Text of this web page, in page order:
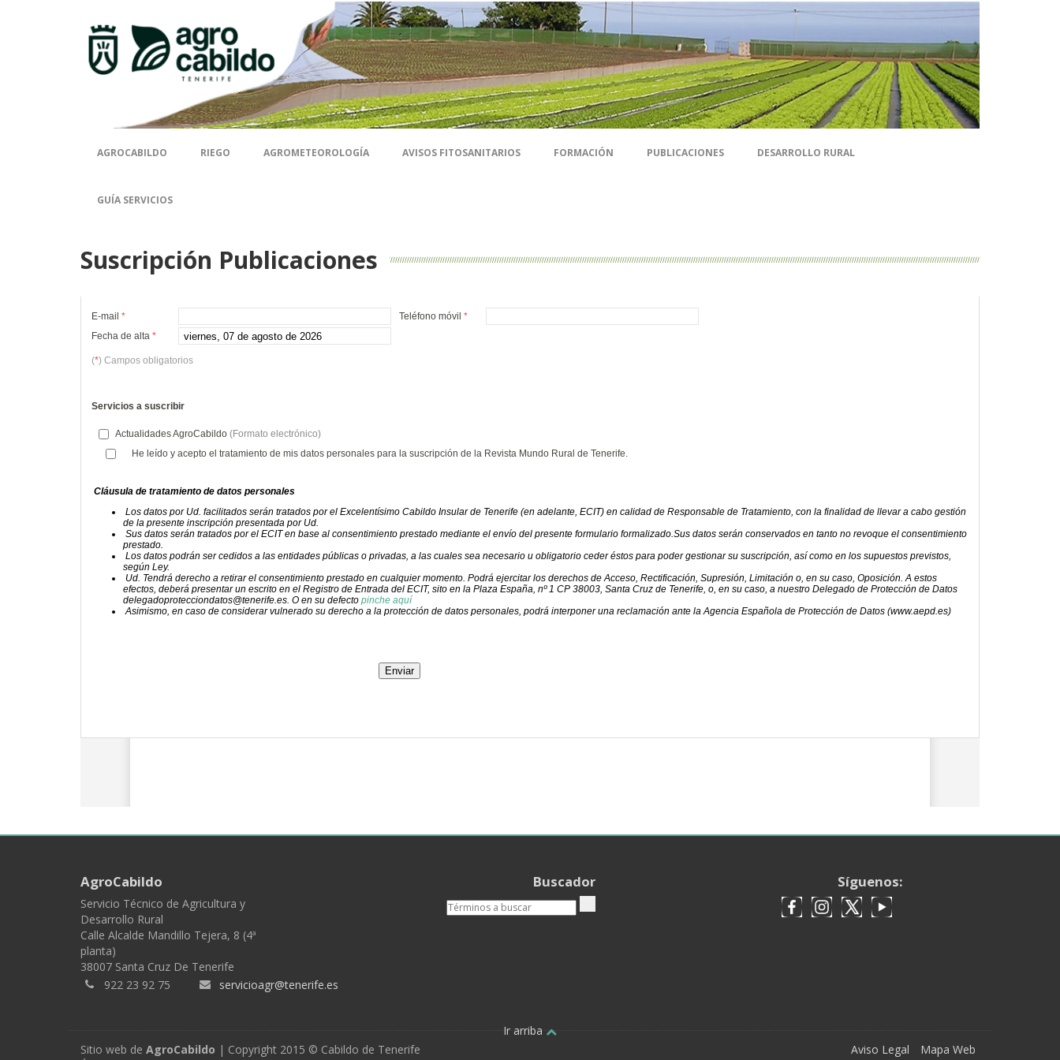
AGROCABILDO RIEGO AGROMETEOROLOGÍA AVISOS FITOSANITARIOS FORMACIÓN PUBLICACIONES DESARROLLO RURAL
GUÍA SERVICIOS
Suscripción Publicaciones
AgroCabildo
Servicio Técnico de Agricultura y
Desarrollo Rural
Calle Alcalde Mandillo Tejera, 8 (4ª
planta)
38007 Santa Cruz De Tenerife
922 23 92 75
servicioagr@tenerife.es
Buscador Síguenos:
Ir arriba
Sitio web de AgroCabildo | Copyright 2015 © Cabildo de Tenerife
Aviso Legal Mapa Web